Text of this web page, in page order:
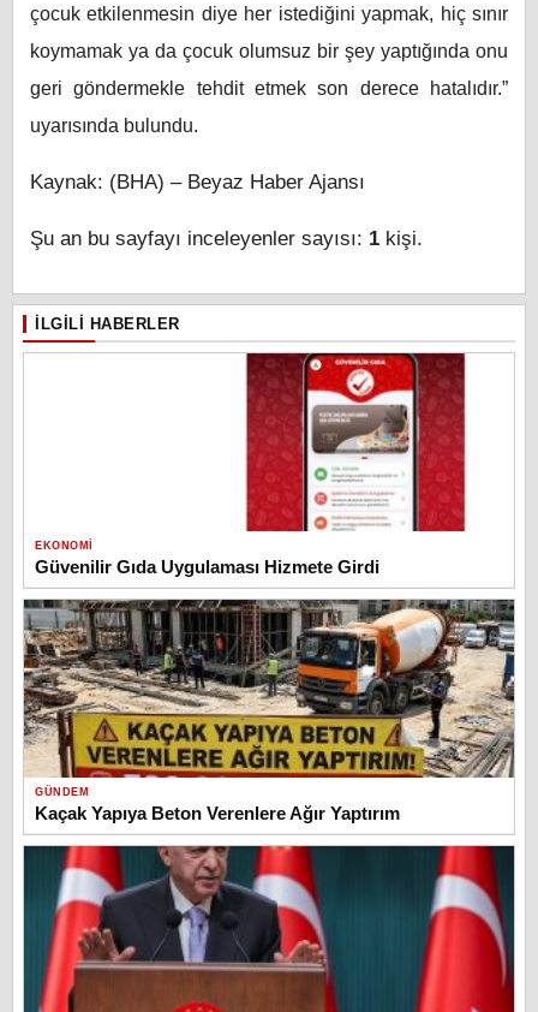
çocuk etkilenmesin diye her istediğini yapmak, hiç sınır
koymamak ya da çocuk olumsuz bir şey yaptığında onu
geri göndermekle tehdit etmek son derece hatalıdır.”
uyarısında bulundu.
Kaynak: (BHA) – Beyaz Haber Ajansı
Şu an bu sayfayı inceleyenler sayısı: 1 kişi.
İLGILI HABERLER
EKONOMI
Güvenilir Gıda Uygulaması Hizmete Girdi
GÜNDEM
Kaçak Yapıya Beton Verenlere Ağır Yaptırım